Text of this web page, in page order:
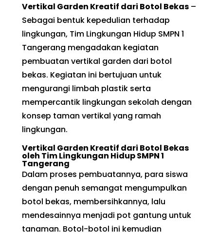
Vertikal Garden Kreatif dari Botol Bekas–
Sebagai bentuk kepedulian terhadap
lingkungan, Tim Lingkungan Hidup SMPN 1
Tangerang mengadakan kegiatan
pembuatan vertikal garden dari botol
bekas. Kegiatan ini bertujuan untuk
mengurangi limbah plastik serta
mempercantik lingkungan sekolah dengan
konsep taman vertikal yang ramah
lingkungan.
Vertikal Garden Kreatif dari Botol Bekas
oleh Tim Lingkungan Hidup SMPN 1
Tangerang
Dalam proses pembuatannya, para siswa
dengan penuh semangat mengumpulkan
botol bekas, membersihkannya, lalu
mendesainnya menjadi pot gantung untuk
tanaman. Botol-botol ini kemudian